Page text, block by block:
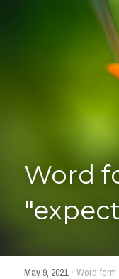
Giải đề thi từng
Idioms đồng
Idioms trái
HỌC THỬ
Word
May 9, 2021· Word form